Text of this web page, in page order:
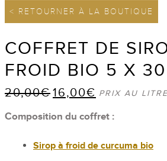
< RETOURNER À LA BOUTIQUE
COFFRET DE
FROID BIO 5 X
20,00€ Le
était :
16,00€ Le
est :
PRIX AU
Composition du coffret :
Sirop à froid de curcuma bio